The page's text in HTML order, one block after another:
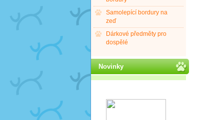
Samolepící bordury na
zeď
Dárkové předměty pro
dospělé
Novinky